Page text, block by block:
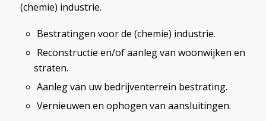
(chemie) industrie.
Bestratingen voor de (chemie) industrie.
Reconstructie en/of aanleg van woonwijken en
straten.
Aanleg van uw bedrijventerrein bestrating.
Vernieuwen en ophogen van aansluitingen.